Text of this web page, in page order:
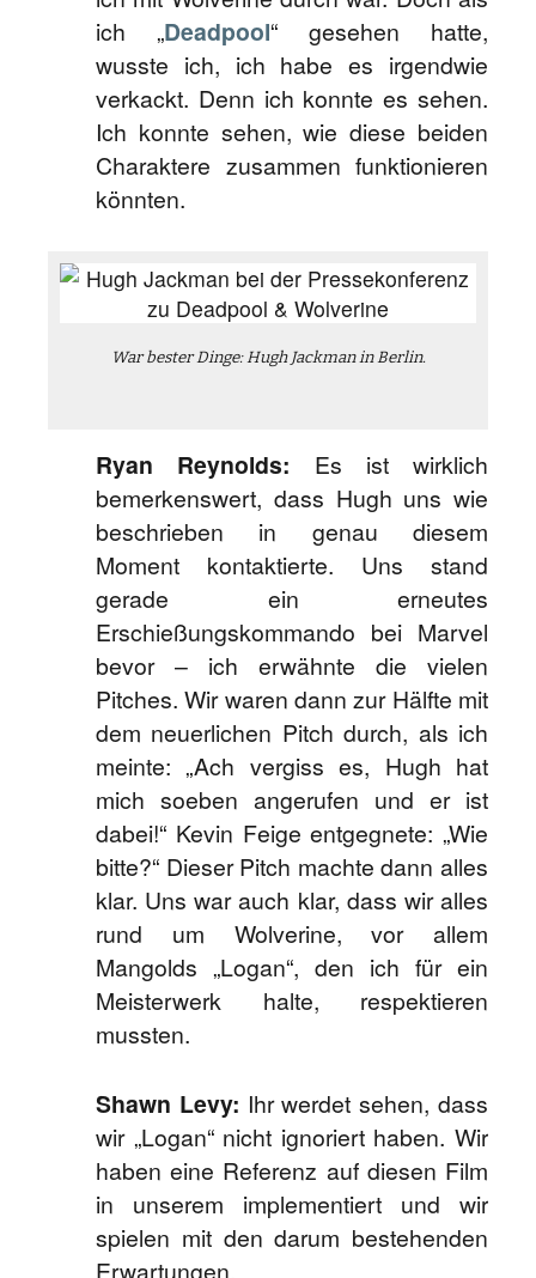
ich „Deadpool“ gesehen hatte,
wusste ich, ich habe es irgendwie
verkackt. Denn ich konnte es sehen.
Ich konnte sehen, wie diese beiden
Charaktere zusammen funktionieren
könnten.
War bester Dinge: Hugh Jackman in Berlin.
Ryan Reynolds: Es ist wirklich
bemerkenswert, dass Hugh uns wie
beschrieben in genau diesem
Moment kontaktierte. Uns stand
gerade ein erneutes
Erschießungskommando bei Marvel
bevor – ich erwähnte die vielen
Pitches. Wir waren dann zur Hälfte mit
dem neuerlichen Pitch durch, als ich
meinte: „Ach vergiss es, Hugh hat
mich soeben angerufen und er ist
dabei!“ Kevin Feige entgegnete: „Wie
bitte?“ Dieser Pitch machte dann alles
klar. Uns war auch klar, dass wir alles
rund um Wolverine, vor allem
Mangolds „Logan“, den ich für ein
Meisterwerk halte, respektieren
mussten.
Shawn Levy: Ihr werdet sehen, dass
wir „Logan“ nicht ignoriert haben. Wir
haben eine Referenz auf diesen Film
in unserem implementiert und wir
spielen mit den darum bestehenden
Erwartungen.